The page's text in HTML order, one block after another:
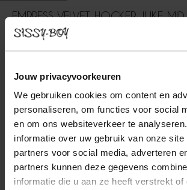
Jouw privacyvoorkeuren
We gebruiken cookies om content en
personaliseren, om functies voor social
en om ons websiteverkeer te
informatie over uw gebruik van onze site
partners voor social media, adverteren
partners kunnen deze gegevens
informatie die u aan ze heeft verstrekt of
EMPRESS VELVET HOCKER JUKE
strakke lijnen gecombineerd met zachte
een perfecte balans tussen eigentijds en
Lees meer
2 Stof: Juke Mid grey 65